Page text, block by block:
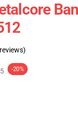
-20%